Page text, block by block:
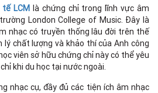
LCM là chứng chỉ trong lĩnh vực âm
London College of Music. Đây là
nhạc có truyền thống lâu đời trên thế
lý chất lượng và khảo thí của Anh công
viên sở hữu chứng chỉ này có thể yêu
khi du học tại nước ngoài.
nhạc cụ, đầy đủ các tiện ích âm nhạc